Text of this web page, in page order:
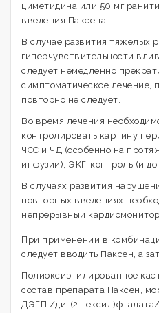
циметидина или 50 мг
введения Паксена.
В случае развития тяжелых
гиперчувствительности
следует немедленно
симптоматическое лечение,
повторно не следует.
Во время лечения
контролировать картину
ЧСС и ЧД (особенно на
инфузии), ЭКГ-контроль (и до
В случаях развития
повторных введениях
непрерывный
При применении в
следует вводить Паксен, а
Полиоксиэтилированное
состав препарата Паксен,
ДЭГП /ди-(2-